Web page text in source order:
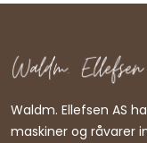
Waldm. Ellefsen AS
maskiner og råvarer